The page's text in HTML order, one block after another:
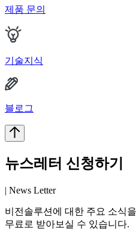
제품 문의
기술지식
블로그
뉴스레터 신청하기
| News Letter
비전솔루션에 대한 주요 소식을
무료로 받아보실 수 있습니다.